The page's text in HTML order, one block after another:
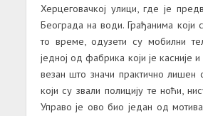
Херцеговачкој улици, где је
Београда на води. Грађанима који
то време, одузети су мобилни
једној од фабрика који је касније
везан што значи практично лишен
који су звали полицију те ноћи,
Управо је ово био један од